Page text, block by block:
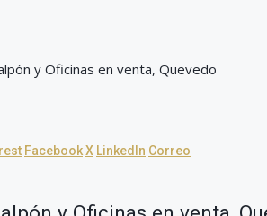
y Oficinas en venta, Quevedo
FacebookX LinkedIn Correo